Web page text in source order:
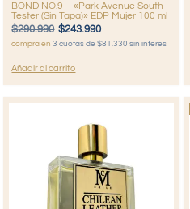
BOND NO.9 – «Park Avenue South
Tester (Sin Tapa)» EDP Mujer 100 ml
$290.990 $243.990
compra en3 cuotas de $81.330 sin interés
Añadir al carrito